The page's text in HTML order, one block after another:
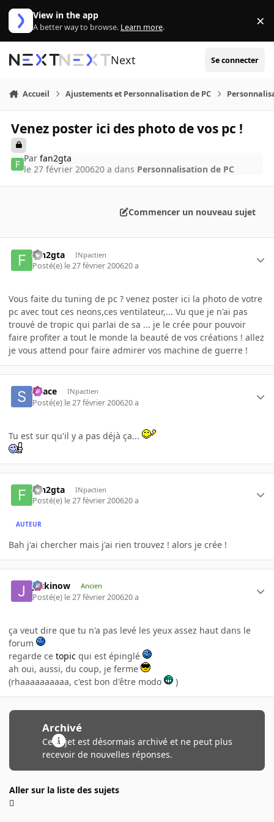
Aller au contenu
View in the app
A better way to browse. Learn more. ×
Next Se connecter
Accueil Ajustements et Personnalisation de PC
Venez poster ici des photo de vos pc !
Parfan2gta
le 27 février 200620 a dans Personnalisation de PC
Commencer un nouveau sujet
fan2gta INpactien
Posté(e) le 27 février 200620 a
Vous faite du tuning de pc ? venez poster ici la photo de votre
pc avec tout ces neons,ces ventilateur,... Vu que je n'ai pas
trouvé de tropic qui parlai de sa ... je le crée pour pouvoir
faire profiter a tout le monde la beauté de vos créations ! allez
je vous attend pour faire admirer vos machine de guerre !
Space INpactien
Posté(e) le 27 février 200620 a
Tu est sur qu'il y a pas déjà ça...
fan2gta INpactien
Posté(e) le 27 février 200620 a
AUTEUR
Bah j'ai chercher mais j'ai rien trouvez ! alors je crée !
jackinow Ancien
Posté(e) le 27 février 200620 a
ça veut dire que tu n'a pas levé les yeux assez haut dans le
forum
regarde ce topic qui est épinglé
ah oui, aussi, du coup, je ferme
(rhaaaaaaaaaa, c'est bon d'être modo
)
Archivé
Ce sujet est désormais archivé et ne peut plus
recevoir de nouvelles réponses.
Aller sur la liste des sujets